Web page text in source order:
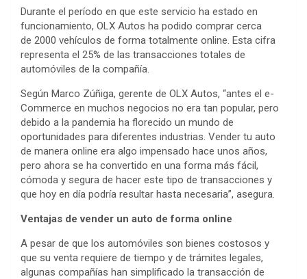
Durante el período en que este servicio ha estado en
funcionamiento, OLX Autos ha podido comprar cerca
de 2000 vehículos de forma totalmente online. Esta cifra
representa el 25% de las transacciones totales de
automóviles de la compañía.
Según Marco Zúñiga, gerente de OLX Autos, “antes el e-
Commerce en muchos negocios no era tan popular, pero
debido a la pandemia ha florecido un mundo de
oportunidades para diferentes industrias. Vender tu auto
de manera online era algo impensado hace unos años,
pero ahora se ha convertido en una forma más fácil,
cómoda y segura de hacer este tipo de transacciones y
que hoy en día podría resultar hasta necesaria”, asegura.
Ventajas de vender un auto de forma online
A pesar de que los automóviles son bienes costosos y
que su venta requiere de tiempo y de trámites legales,
algunas compañías han simplificado la transacción de